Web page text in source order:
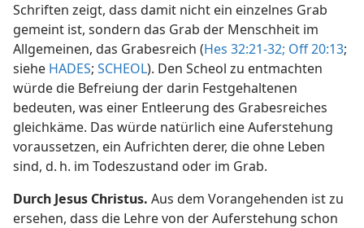
Schriften zeigt, dass damit nicht ein einzelnes Grab
gemeint ist, sondern das Grab der Menschheit im
Allgemeinen, das Grabesreich (Hes 32:21-32; Off 20:13;
siehe HADES; SCHEOL). Den Scheol zu entmachten
würde die Befreiung der darin Festgehaltenen
bedeuten, was einer Entleerung des Grabesreiches
gleichkäme. Das würde natürlich eine Auferstehung
voraussetzen, ein Aufrichten derer, die ohne Leben
sind, d. h. im Todeszustand oder im Grab.
Durch Jesus Christus. Aus dem Vorangehenden ist zu
ersehen, dass die Lehre von der Auferstehung schon